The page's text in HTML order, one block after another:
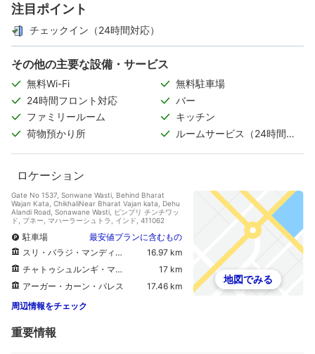
注目ポイント
チェックイン（24時間対応）
その他の主要な設備・サービス
無料Wi-Fi
無料駐車場
24時間フロント対応
バー
ファミリールーム
キッチン
荷物預かり所
ルームサービス（24時間対
ロケーション
Gate No 1537, Sonwane Wasti, Behind Bharat
Wajan Kata, ChikhaliNear Bharat Vajan kata, Dehu
Alandi Road, Sonawane Wasti, ピンプリ チンチワッ
ド, プネー, マハーラーシュトラ, インド, 411062
駐車場
最安値プランに含むもの
スリ・バラジ・マンディール
16.97 km
チャトゥシュルンギ・マタ・テンプル
17 km
アーガー・カーン・パレス
17.46 km
周辺情報をチェック
地図でみる
重要情報